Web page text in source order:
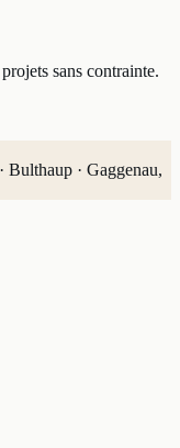
sans contrainte.
Bulthaup · Gaggenau,